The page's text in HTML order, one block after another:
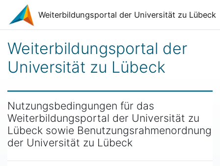
Zum Hauptinhalt
Weiterbildungsportal der Universität zu Lübeck
Weiterbildungsportal der
Universität zu Lübeck
Nutzungsbedingungen für das
Weiterbildungsportal der Universität zu
Lübeck sowie Benutzungsrahmenordnung
der Universität zu Lübeck